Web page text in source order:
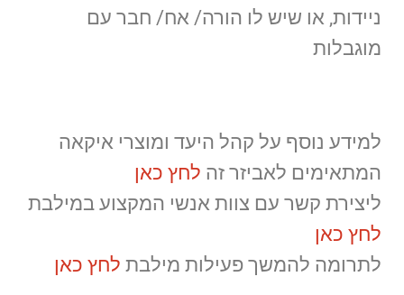
ניידות, או שיש לו הורה/ אח/ חבר עם
מוגבלות
למידע נוסף על קהל היעד ומוצרי איקאה
המתאימים לאביזר זה לחץ כאן
ליצירת קשר עם צוות אנשי המקצוע במילבת
לחץ כאן
לתרומה להמשך פעילות מילבת לחץ כאן